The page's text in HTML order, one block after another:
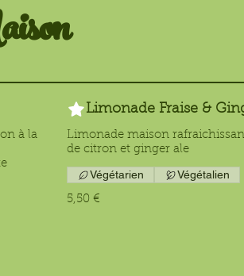
à la
Limonade Fraise &
Limonade maison
de citron et ginger ale
5,50 €
Végétarien Végétalien